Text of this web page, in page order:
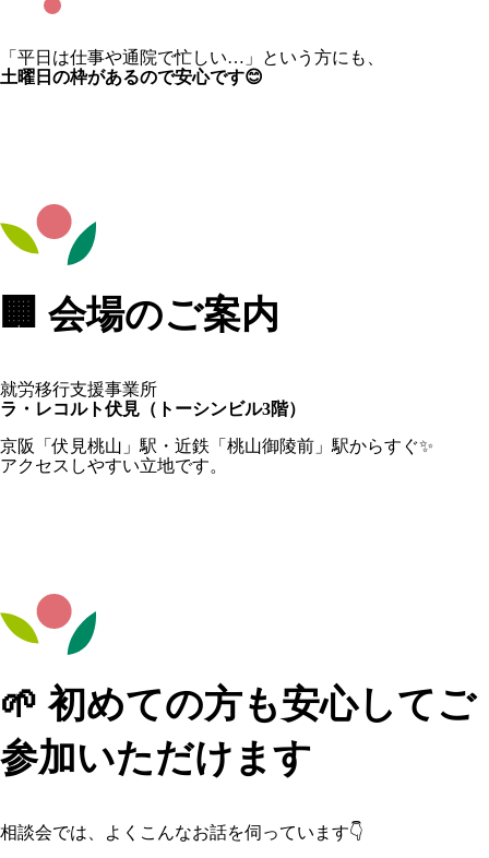
「平日は仕事や通院で忙しい…」という方にも、
土曜日の枠があるので安心です😊
🏢 会場のご案内
就労移行支援事業所
ラ・レコルト伏見（トーシンビル3階）
京阪「伏見桃山」駅・近鉄「桃山御陵前」駅からすぐ✨
アクセスしやすい立地です。
🌱 初めての方も安心してご
参加いただけます
相談会では、よくこんなお話を伺っています👇